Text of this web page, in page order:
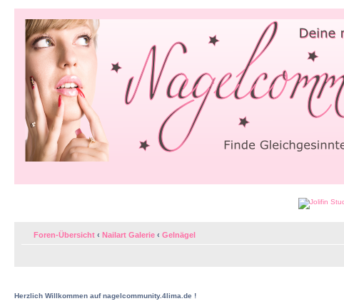
Foren-Übersicht ‹ Nailart Galerie ‹ Gelnägel
Herzlich Willkommen auf nagelcommunity.4lima.de !